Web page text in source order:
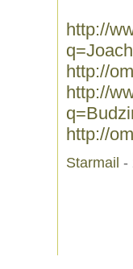
http://
http://
http://
http://
Starmail -